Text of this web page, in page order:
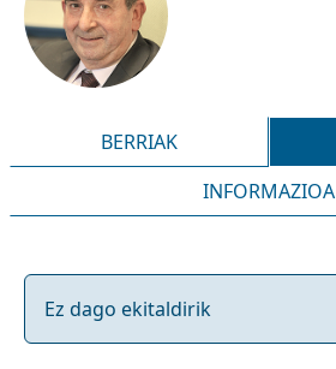
BERRIAK
INFORMAZIOA
Ez dago ekitaldirik